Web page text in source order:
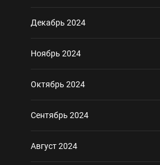
Декабрь 2024
Ноябрь 2024
Октябрь 2024
Сентябрь 2024
Август 2024